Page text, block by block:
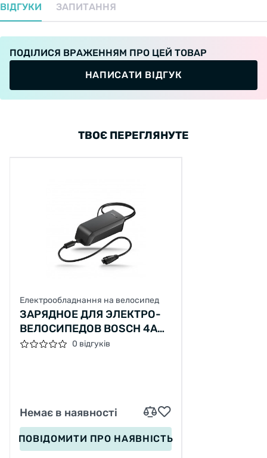
ВІДГУКИ ЗАПИТАННЯ
ПОДІЛИСЯ ВРАЖЕННЯМ ПРО ЦЕЙ ТОВАР
НАПИСАТИ ВІДГУК
ТВОЄ ПЕРЕГЛЯНУТЕ
Електрообладнання на велосипед
ЗАРЯДНОЕ ДЛЯ ЭЛЕКТРО-
ВЕЛОСИПЕДОВ BOSCH 4A
ACTIVE PERFORMANCE, С
0 відгуків
Немає в наявності
ПОВІДОМИТИ ПРО НАЯВНІСТЬ